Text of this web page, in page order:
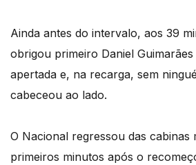
Ainda antes do intervalo, aos 39
obrigou primeiro Daniel
apertada e, na recarga, sem
cabeceou ao lado.
O Nacional regressou das cabinas
primeiros minutos após o